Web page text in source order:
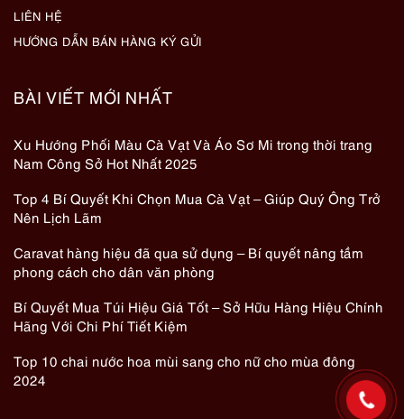
LIÊN HỆ
HƯỚNG DẪN BÁN HÀNG KÝ GỬI
BÀI VIẾT MỚI NHẤT
Xu Hướng Phối Màu Cà Vạt Và Áo Sơ Mi trong thời trang
Nam Công Sở Hot Nhất 2025
Top 4 Bí Quyết Khi Chọn Mua Cà Vạt – Giúp Quý Ông Trở
Nên Lịch Lãm
Caravat hàng hiệu đã qua sử dụng – Bí quyết nâng tầm
phong cách cho dân văn phòng
Bí Quyết Mua Túi Hiệu Giá Tốt – Sở Hữu Hàng Hiệu Chính
Hãng Với Chi Phí Tiết Kiệm
Top 10 chai nước hoa mùi sang cho nữ cho mùa đông
2024